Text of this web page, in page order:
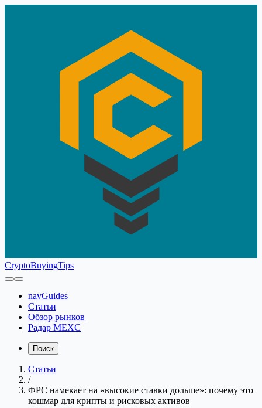
CryptoBuyingTips
navGuides
Статьи
Обзор рынков
Радар MEXC
Поиск
Статьи
/
ФРС намекает на «высокие ставки дольше»: почему это
кошмар для крипты и рисковых активов